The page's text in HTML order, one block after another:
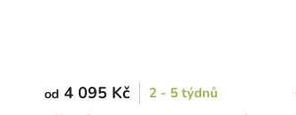
od 4 095 Kč 2 - 5 týdnů